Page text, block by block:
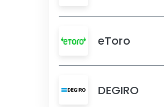
eToro
DEGIRO